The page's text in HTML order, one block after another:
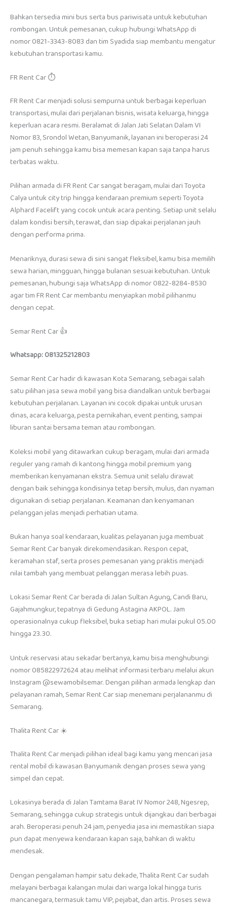
Bahkan tersedia mini bus serta bus pariwisata untuk kebutuhan
rombongan. Untuk pemesanan, cukup hubungi WhatsApp di
nomor 0821-3343-8083 dan tim Syadida siap membantu mengatur
kebutuhan transportasi kamu.
FR Rent Car ⏱️
FR Rent Car menjadi solusi sempurna untuk berbagai keperluan
transportasi, mulai dari perjalanan bisnis, wisata keluarga, hingga
keperluan acara resmi. Beralamat di Jalan Jati Selatan Dalam VI
Nomor 83, Srondol Wetan, Banyumanik, layanan ini beroperasi 24
jam penuh sehingga kamu bisa memesan kapan saja tanpa harus
terbatas waktu.
Pilihan armada di FR Rent Car sangat beragam, mulai dari Toyota
Calya untuk city trip hingga kendaraan premium seperti Toyota
Alphard Facelift yang cocok untuk acara penting. Setiap unit selalu
dalam kondisi bersih, terawat, dan siap dipakai perjalanan jauh
dengan performa prima.
Menariknya, durasi sewa di sini sangat fleksibel, kamu bisa memilih
sewa harian, mingguan, hingga bulanan sesuai kebutuhan. Untuk
pemesanan, hubungi saja WhatsApp di nomor 0822-8284-8530
agar tim FR Rent Car membantu menyiapkan mobil pilihanmu
dengan cepat.
Semar Rent Car 👍
Whatsapp: 081325212803
Semar Rent Car hadir di kawasan Kota Semarang, sebagai salah
satu pilihan jasa sewa mobil yang bisa diandalkan untuk berbagai
kebutuhan perjalanan. Layanan ini cocok dipakai untuk urusan
dinas, acara keluarga, pesta pernikahan, event penting, sampai
liburan santai bersama teman atau rombongan.
Koleksi mobil yang ditawarkan cukup beragam, mulai dari armada
reguler yang ramah di kantong hingga mobil premium yang
memberikan kenyamanan ekstra. Semua unit selalu dirawat
dengan baik sehingga kondisinya tetap bersih, mulus, dan nyaman
digunakan di setiap perjalanan. Keamanan dan kenyamanan
pelanggan jelas menjadi perhatian utama.
Bukan hanya soal kendaraan, kualitas pelayanan juga membuat
Semar Rent Car banyak direkomendasikan. Respon cepat,
keramahan staf, serta proses pemesanan yang praktis menjadi
nilai tambah yang membuat pelanggan merasa lebih puas.
Lokasi Semar Rent Car berada di Jalan Sultan Agung, Candi Baru,
Gajahmungkur, tepatnya di Gedung Astagina AKPOL. Jam
operasionalnya cukup fleksibel, buka setiap hari mulai pukul 05.00
hingga 23.30.
Untuk reservasi atau sekadar bertanya, kamu bisa menghubungi
nomor 085822972624 atau melihat informasi terbaru melalui akun
Instagram @sewamobilsemar. Dengan pilihan armada lengkap dan
pelayanan ramah, Semar Rent Car siap menemani perjalananmu di
Semarang.
Thalita Rent Car ☀️
Thalita Rent Car menjadi pilihan ideal bagi kamu yang mencari jasa
rental mobil di kawasan Banyumanik dengan proses sewa yang
simpel dan cepat.
Lokasinya berada di Jalan Tamtama Barat IV Nomor 248, Ngesrep,
Semarang, sehingga cukup strategis untuk dijangkau dari berbagai
arah. Beroperasi penuh 24 jam, penyedia jasa ini memastikan siapa
pun dapat menyewa kendaraan kapan saja, bahkan di waktu
mendesak.
Dengan pengalaman hampir satu dekade, Thalita Rent Car sudah
melayani berbagai kalangan mulai dari warga lokal hingga turis
mancanegara, termasuk tamu VIP, pejabat, dan artis. Proses sewa